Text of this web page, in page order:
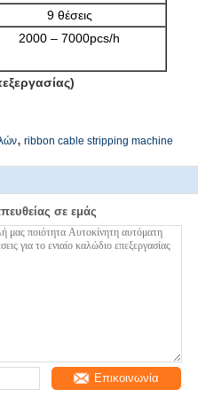
9 θέσεις
2000 – 7000pcs/h
, ribbon cable stripping machine
σε εμάς
Επικοινωνία